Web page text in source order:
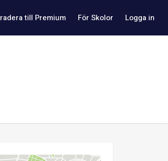
till Premium För Skolor Logga in